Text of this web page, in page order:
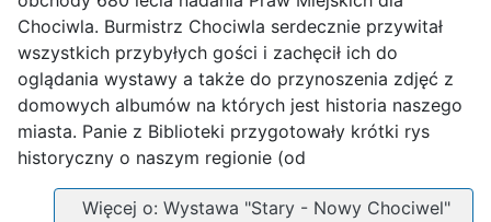
Chociwla. Burmistrz Chociwla serdecznie przywitał
wszystkich przybyłych gości i zachęcił ich do
oglądania wystawy a także do przynoszenia zdjęć z
domowych albumów na których jest historia naszego
miasta. Panie z Biblioteki przygotowały krótki rys
historyczny o naszym regionie (od
Więcej o: Wystawa "Stary - Nowy Chociwel"